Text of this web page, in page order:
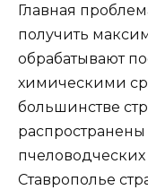
Главная
получить
обрабатывают
химическими
большинстве
Ставрополье